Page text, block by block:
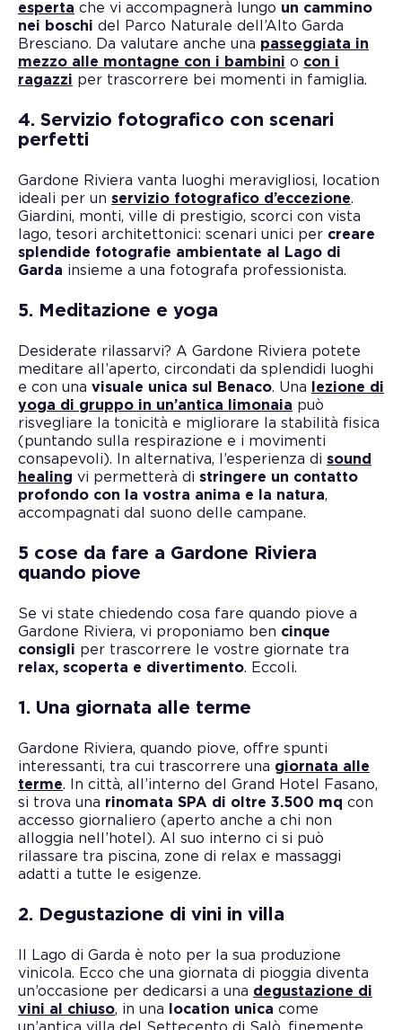
esperta che vi accompagnerà lungo un cammino
nei boschi del Parco Naturale dell’Alto Garda
Bresciano. Da valutare anche una passeggiata in
mezzo alle montagne con i bambini o con i
ragazzi per trascorrere bei momenti in famiglia.
4. Servizio fotografico con scenari
perfetti
Gardone Riviera vanta luoghi meravigliosi, location
ideali per un servizio fotografico d’eccezione.
Giardini, monti, ville di prestigio, scorci con vista
lago, tesori architettonici: scenari unici per creare
splendide fotografie ambientate al Lago di
Garda insieme a una fotografa professionista.
5. Meditazione e yoga
Desiderate rilassarvi? A Gardone Riviera potete
meditare all’aperto, circondati da splendidi luoghi
e con una visuale unica sul Benaco. Una
lezione di
yoga di gruppo in un’antica limonaia può
risvegliare la tonicità e migliorare la stabilità fisica
(puntando sulla respirazione e i movimenti
consapevoli). In alternativa, l’esperienza di sound
healing vi permetterà di stringere un contatto
profondo con la vostra anima e la natura,
accompagnati dal suono delle campane.
5 cose da fare a Gardone Riviera
quando piove
Se vi state chiedendo cosa fare quando piove a
Gardone Riviera, vi proponiamo ben cinque
consigli per trascorrere le vostre giornate tra
relax, scoperta e divertimento. Eccoli.
1. Una giornata alle terme
Gardone Riviera, quando piove, offre spunti
interessanti, tra cui trascorrere una giornata alle
terme. In città, all’interno del Grand Hotel Fasano,
si trova una rinomata SPA di oltre 3.500 mq con
accesso giornaliero (aperto anche a chi non
alloggia nell’hotel). Al suo interno ci si può
rilassare tra piscina, zone di relax e massaggi
adatti a tutte le esigenze.
2. Degustazione di vini in villa
Il Lago di Garda è noto per la sua produzione
vinicola. Ecco che una giornata di pioggia diventa
un’occasione per dedicarsi a una degustazione di
vini al chiuso, in una location unica come